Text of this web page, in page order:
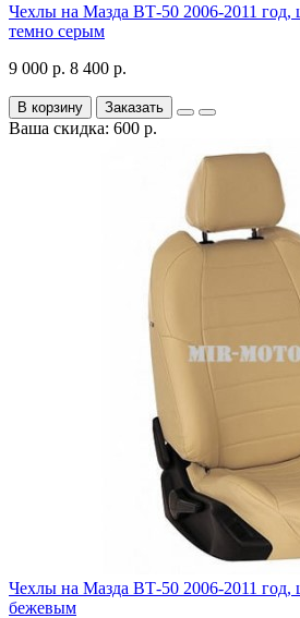
Чехлы на Мазда ВТ-50 2006-2011 год,
темно серым
9 000 р. 8 400 р.
В корзину Заказать
Ваша скидка: 600 р.
Чехлы на Мазда ВТ-50 2006-2011 год,
бежевым